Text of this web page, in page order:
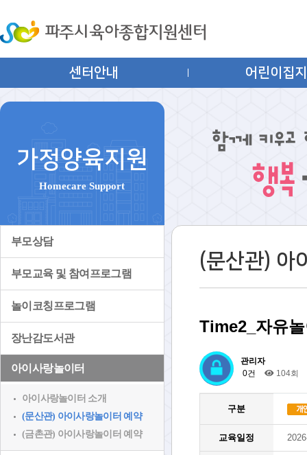
센터안내 어린이집
가정양육지원
Homecare Support
부모상담
부모교육 및 참여프로그램
놀이코칭프로그램
장난감도서관
아이사랑놀이터
아이사랑놀이터 소개
(문산관) 아이사랑놀이터 예약
(금촌관) 아이사랑놀이터 예약
(문산관) 아
Time2_자유
관리자
0건
104회
구분
교육일정